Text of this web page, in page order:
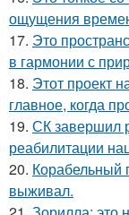
ощущения
17. Это
в гармонии с
18. Этот проект
главное, когда
19. СК завершил
реабилитации
20. Корабельный
выживал.